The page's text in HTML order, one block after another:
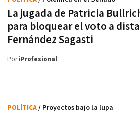
La jugada de Patricia
para bloquear el voto a
Fernández Sagasti
PoriProfesional
POLÍTICA/ Proyectos bajo la lupa